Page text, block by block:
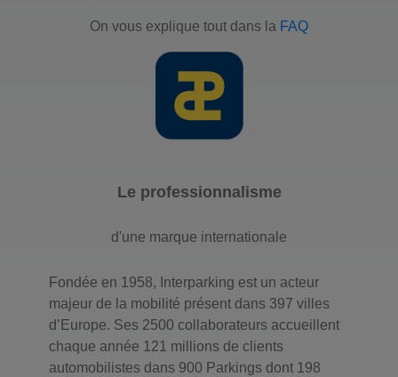
On vous explique tout dans la FAQ
Le professionnalisme
d'une marque internationale
Fondée en 1958, Interparking est un acteur
majeur de la mobilité présent dans 397 villes
d’Europe. Ses 2500 collaborateurs accueillent
chaque année 121 millions de clients
automobilistes dans 900 Parkings dont 198